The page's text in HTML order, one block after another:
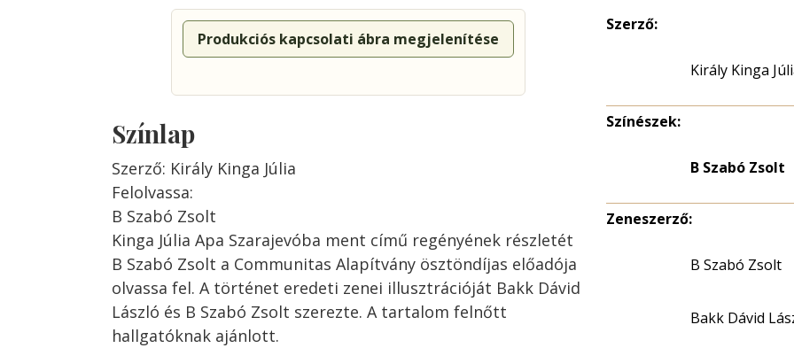
Produkciós kapcsolati ábra megjelenítése
Színlap
Szerző: Király Kinga Júlia
Felolvassa:
B Szabó Zsolt
Kinga Júlia Apa Szarajevóba ment című regényének részletét
B Szabó Zsolt a Communitas Alapítvány ösztöndíjas előadója
olvassa fel. A történet eredeti zenei illusztrációját Bakk Dávid
László és B Szabó Zsolt szerezte. A tartalom felnőtt
hallgatóknak ajánlott.
Szerző:
Király Kinga
Színészek:
B Szabó Zsolt
Zeneszerző:
B Szabó Zsolt
Bakk Dávid